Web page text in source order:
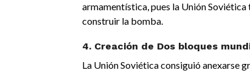
armamentística, pues la Unión
construir la bomba.
4. Creación de Dos bloques
La Unión Soviética consiguió anexarse